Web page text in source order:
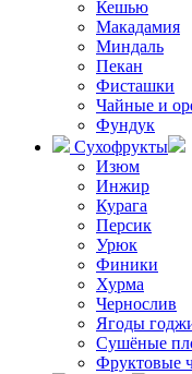
Кешью
Макадамия
Миндаль
Пекан
Фисташки
Чайные и
Фундук
Сухофрукты
Изюм
Инжир
Курага
Персик
Урюк
Финики
Хурма
Чернослив
Ягоды
Сушёные
Фруктовые